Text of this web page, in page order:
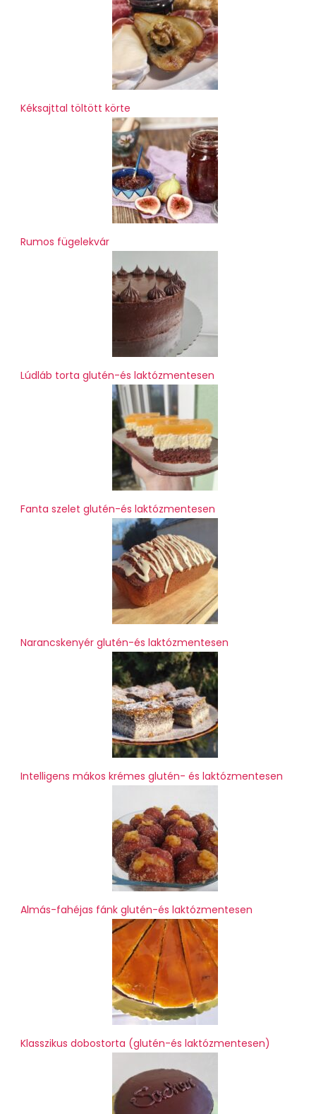
Kéksajttal töltött körte
Rumos fügelekvár
Lúdláb torta glutén-és laktózmentesen
Fanta szelet glutén-és laktózmentesen
Narancskenyér glutén-és laktózmentesen
Intelligens mákos krémes glutén- és laktózmentesen
Almás-fahéjas fánk glutén-és laktózmentesen
Klasszikus dobostorta (glutén-és laktózmentesen)